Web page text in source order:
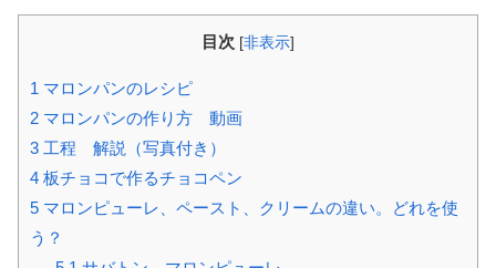
目次 [非表示]
1 マロンパンのレシピ
2 マロンパンの作り方 動画
3 工程 解説（写真付き）
4 板チョコで作るチョコペン
5 マロンピューレ、ペースト、クリームの違い。どれを使
う？